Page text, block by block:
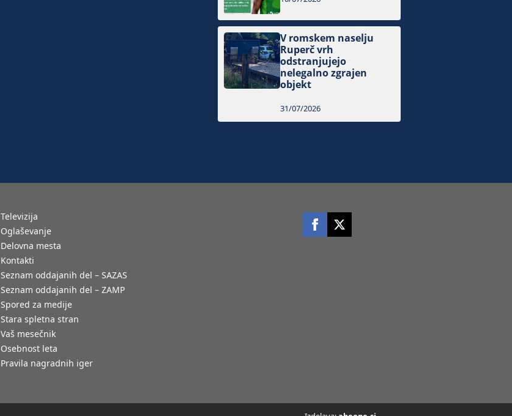
V romskem naselju
Ruperč vrh
odstranjujejo
nelegalno zgrajen
objekt
31/07/2026
Televizija
Oglaševanje
Delovna mesta
Kontakti
Seznam oddajanih del – SAZAS
Seznam oddajanih del – ZAMP
Spored za medije
Stara spletna stran
Vaš mesečnik
Osebnost leta
Pravila nagradnih iger